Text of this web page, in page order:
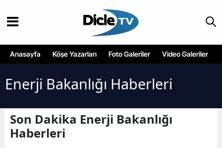
Anasayfa Köşe Yazarları Foto Galeriler Video Galeriler
Enerji Bakanlığı Haberleri
Son Dakika Enerji Bakanlığı
Haberleri